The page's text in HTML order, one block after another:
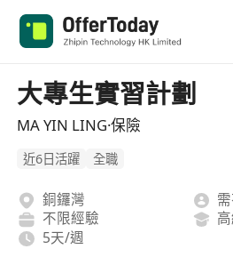
大專生實習計劃
MA YIN LING·保險
近6日活躍 全職
銅鑼灣
不限經驗
5天/週